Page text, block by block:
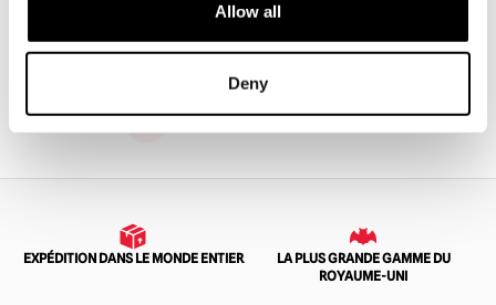
Allow all
Deny
1 2 3 SUIVANT
EXPÉDITION DANS LE MONDE ENTIER
LA PLUS GRANDE GAMME DU
ROYAUME-UNI